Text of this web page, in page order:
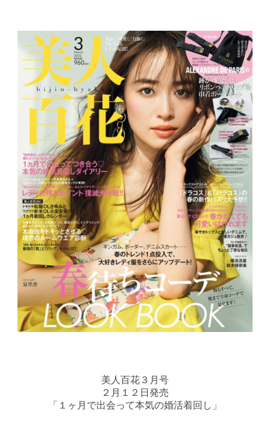
美人百花３ 月号
２月１２日発売
「１ヶ月で出会って本気の婚活着回し」